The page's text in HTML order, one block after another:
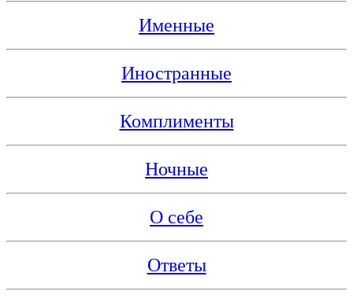
Именные
Иностранные
Комплименты
Ночные
О себе
Ответы